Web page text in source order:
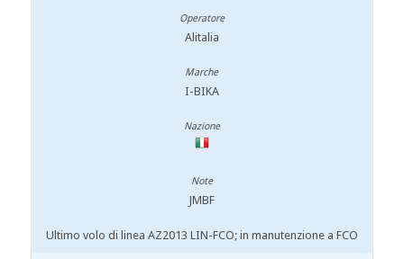
Alitalia
I-BIKA
JMBF
Ultimo volo di linea AZ2013 LIN-FCO; in manutenzione a FCO